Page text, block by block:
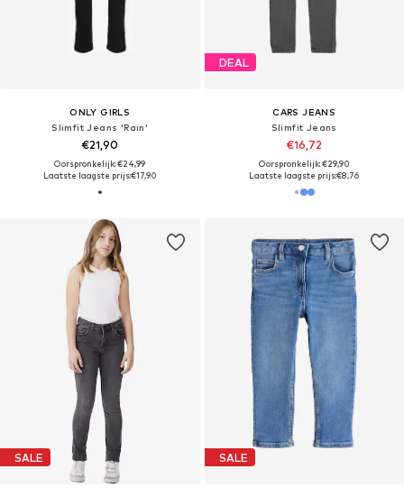
ONLY GIRLS
Slimfit Jeans 'Rain'
€21,90
Oorspronkelijk: €24,99
Laatste laagste prijs:€17,90
DEAL
CARS JEANS
Slimfit Jeans
€16,72
Oorspronkelijk: €29,90
Laatste laagste prijs:€8,76
SALE SALE